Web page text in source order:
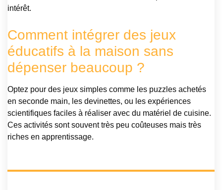
intérêt.
Comment intégrer des jeux
éducatifs à la maison sans
dépenser beaucoup ?
Optez pour des jeux simples comme les puzzles achetés
en seconde main, les devinettes, ou les expériences
scientifiques faciles à réaliser avec du matériel de cuisine.
Ces activités sont souvent très peu coûteuses mais très
riches en apprentissage.